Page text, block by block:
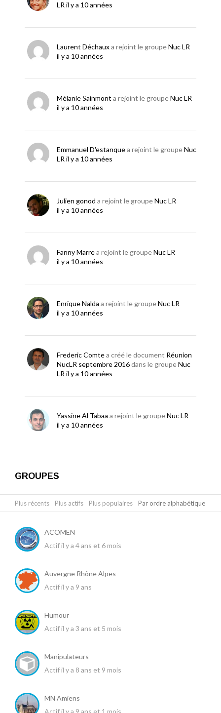
LR il y a 10 années
Laurent Déchauxa rejoint le groupeNuc LR
il y a 10 années
Mélanie Sainmont a rejoint le groupeNuc LR
il y a 10 années
Emmanuel D'estanquea rejoint le groupeNuc
LR il y a 10 années
Julien gonod a rejoint le groupeNuc LR
il y a 10 années
Fanny Marrea rejoint le groupeNuc LR
il y a 10 années
Enrique Nalda a rejoint le groupeNuc LR
il y a 10 années
Frederic Comtea créé le document Réunion
NucLR septembre 2016dans le groupeNuc
LR il y a 10 années
Yassine Al Tabaa a rejoint le groupeNuc LR
il y a 10 années
GROUPES
Plus récents Plus actifs Plus populaires Par ordre alphabétique
ACOMEN
Actif il y a 4 ans et 6 mois
Auvergne Rhône Alpes
Actif il y a 9 ans
Humour
Actif il y a 3 ans et 5 mois
Manipulateurs
Actif il y a 8 ans et 9 mois
MN Amiens
Actif il y a 9 ans et 1 mois